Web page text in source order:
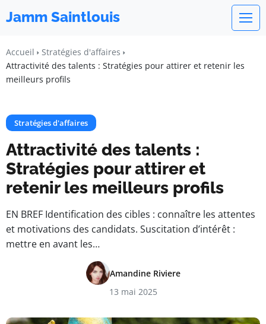
Jamm Saintlouis
Accueil
Stratégies d'affaires
Attractivité des talents : Stratégies pour attirer et retenir les
meilleurs profils
Stratégies d'affaires
Attractivité des talents :
Stratégies pour attirer et
retenir les meilleurs profils
EN BREF Identification des cibles : connaître les attentes
et motivations des candidats. Suscitation d’intérêt :
mettre en avant les…
Amandine Riviere
13 mai 2025